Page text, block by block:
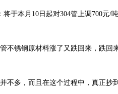
于本月10日起对304管上调700元/吨
不锈钢原材料涨了又跌回来，跌回
不多，而且在这个过程中，真正抄